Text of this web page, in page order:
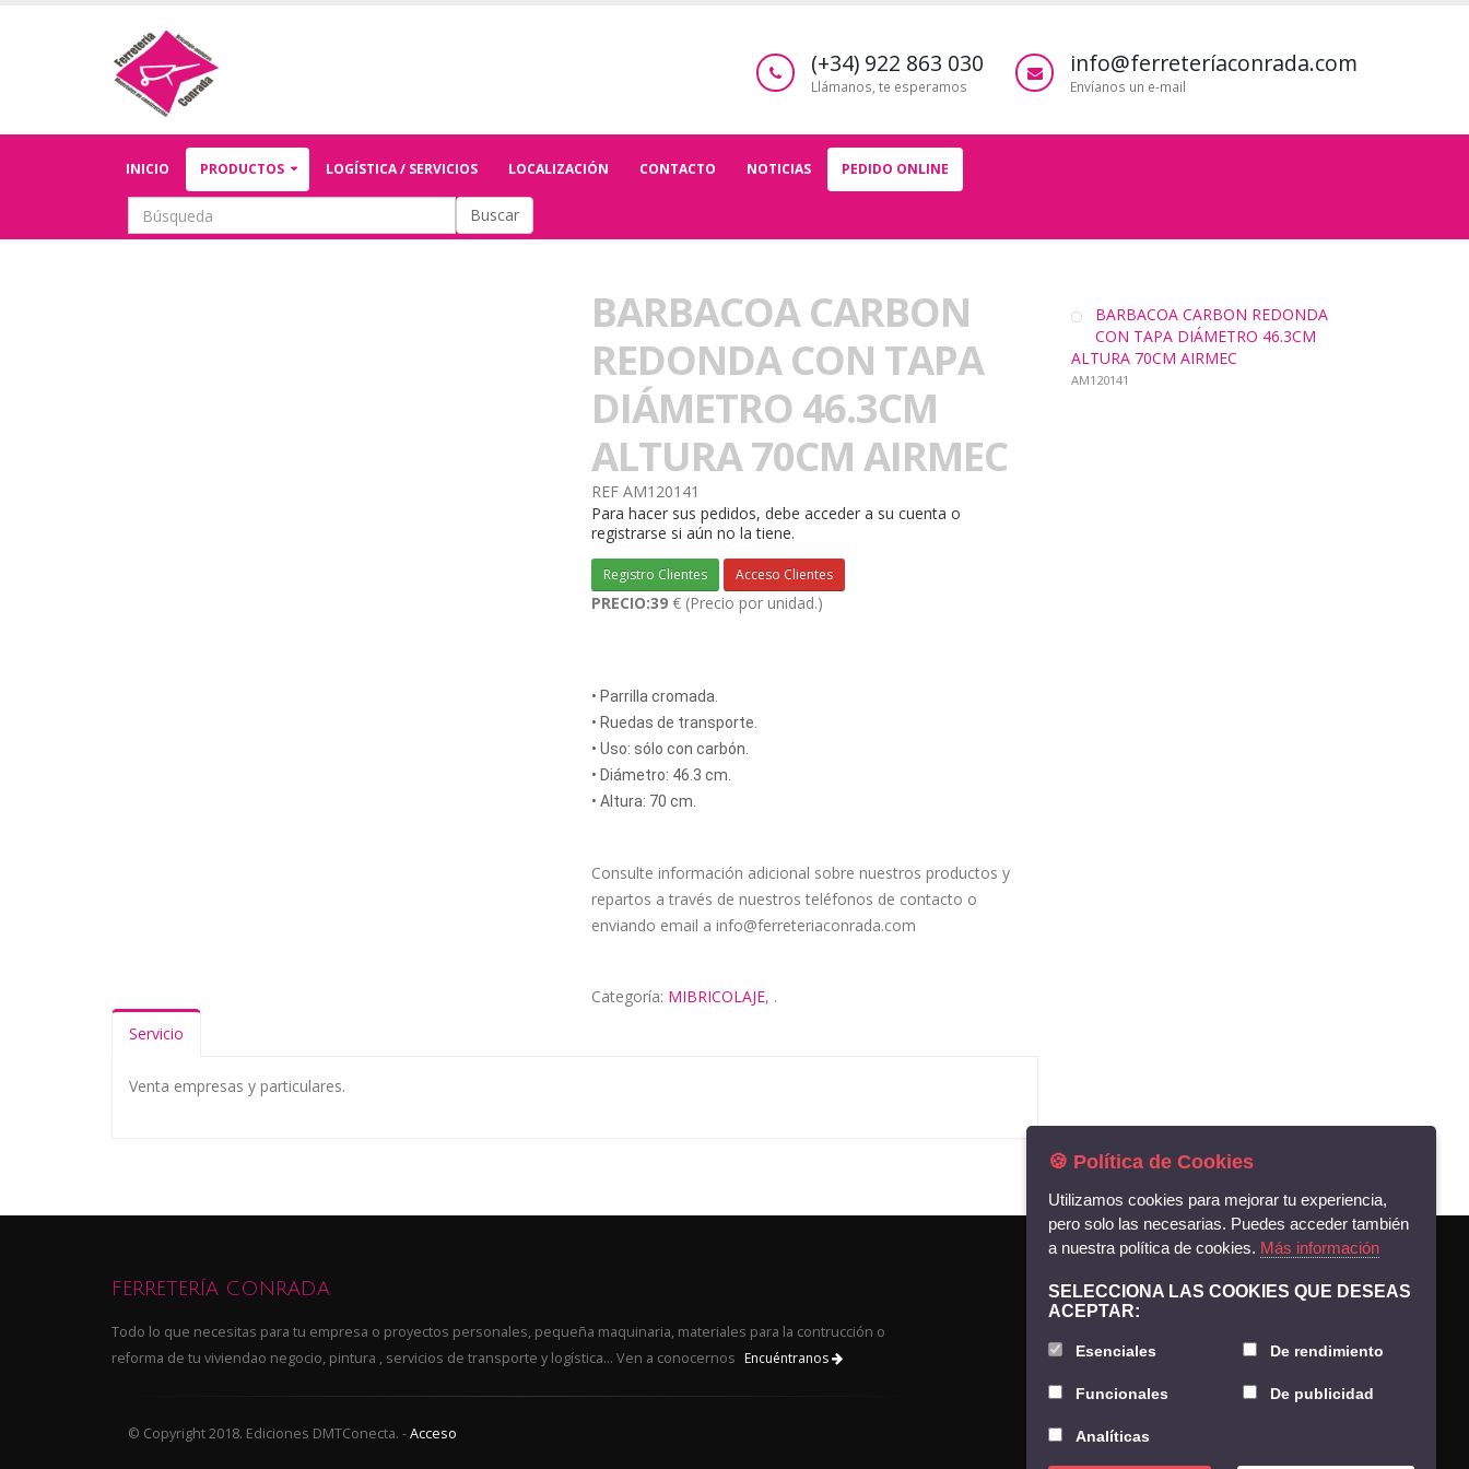
(+34) 922 863 030
Llámanos, te esperamos
info@ferreteríaconrada.com
Envíanos un e-mail
INICIO PRODUCTOS LOGÍSTICA / SERVICIOS LOCALIZACIÓN CONTACTO NOTICIAS PEDIDO ONLINE
Buscar
BARBACOA CARBON
REDONDA CON TAPA
DIÁMETRO 46.3CM
ALTURA 70CM AIRMEC
REFAM120141
Para hacer sus pedidos, debe acceder a su cuenta o
registrarse si aún no la tiene.
Registro Clientes Acceso Clientes
PRECIO:39 € (Precio por unidad.)
• Parrilla cromada.
• Ruedas de transporte.
• Uso: sólo con carbón.
• Diámetro: 46.3 cm.
• Altura: 70 cm.
Consulte información adicional sobre nuestros productos y
repartos a través de nuestros teléfonos de contacto o
enviando email a info@ferreteriaconrada.com
Categoría: MIBRICOLAJE, .
Servicio
Venta empresas y particulares.
BARBACOA CARBON REDONDA
CON TAPA DIÁMETRO 46.3CM
ALTURA 70CM AIRMEC
AM120141
FERRETERÍA CONRADA
Todo lo que necesitas para tu empresa o proyectos personales, pequeña maquinaria, materiales para la contrucción o
reforma de tu viviendao negocio, pintura , servicios de transporte y logística... Ven a conocernos Encuéntranos
© Copyright 2018. Ediciones DMTConecta. -Acceso
CONTACTO
(+34) 922 863 030
🍪 Política de Cookies
Utilizamos cookies para mejorar tu experiencia,
pero solo las necesarias. Puedes acceder también
a nuestra política de cookies. Más información
SELECCIONA LAS COOKIES QUE DESEAS
ACEPTAR:
Esenciales
Funcionales
Analíticas
De rendimiento
De publicidad